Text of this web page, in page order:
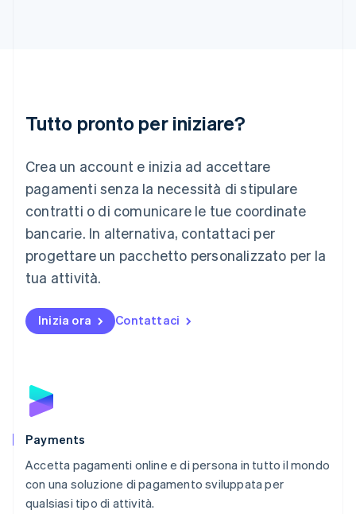
Tutto pronto per iniziare?
Crea un account e inizia ad accettare
pagamenti senza la necessità di stipulare
contratti o di comunicare le tue coordinate
bancarie. In alternativa, contattaci per
progettare un pacchetto personalizzato per la
tua attività.
Inizia ora Contattaci
Payments
Accetta pagamenti online e di persona in tutto il mondo
con una soluzione di pagamento sviluppata per
qualsiasi tipo di attività.
Lituania
Lussemburgo
Deutsch English
Malaysia
English 简体中文
Malta
Messico
EspañolEnglish
English
Nuova Zelanda
Polonia
English
Português
English简体中文
Regno Unito
English